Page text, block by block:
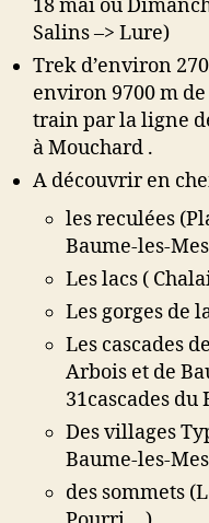
18 mai ou
Salins –> Lure)
Trek d’environ
environ 9700 m
train par la ligne
à Mouchard .
A découvrir en
les reculées
Baume-les-
Les lacs (
Les gorges de
Les cascades
Arbois et de
31cascades du
Des villages
Baume-les-
des sommets